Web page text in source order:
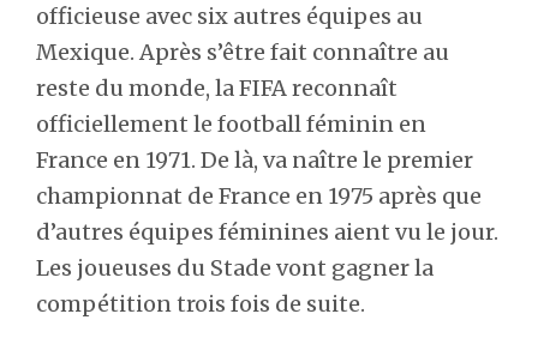
officieuse avec six autres équipes au
Mexique. Après s’être fait connaître au
reste du monde, la FIFA reconnaît
officiellement le football féminin en
France en 1971. De là, va naître le premier
championnat de France en 1975 après que
d’autres équipes féminines aient vu le jour.
Les joueuses du Stade vont gagner la
compétition trois fois de suite.